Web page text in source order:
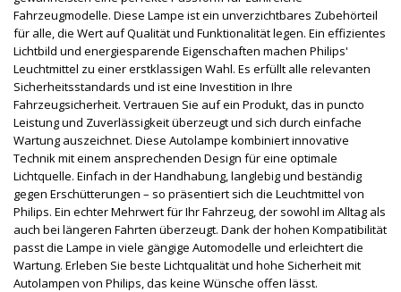
Fahrzeugmodelle. Diese Lampe ist ein unverzichtbares Zubehörteil
für alle, die Wert auf Qualität und Funktionalität legen. Ein effizientes
Lichtbild und energiesparende Eigenschaften machen Philips'
Leuchtmittel zu einer erstklassigen Wahl. Es erfüllt alle relevanten
Sicherheitsstandards und ist eine Investition in Ihre
Fahrzeugsicherheit. Vertrauen Sie auf ein Produkt, das in puncto
Leistung und Zuverlässigkeit überzeugt und sich durch einfache
Wartung auszeichnet. Diese Autolampe kombiniert innovative
Technik mit einem ansprechenden Design für eine optimale
Lichtquelle. Einfach in der Handhabung, langlebig und beständig
gegen Erschütterungen – so präsentiert sich die Leuchtmittel von
Philips. Ein echter Mehrwert für Ihr Fahrzeug, der sowohl im Alltag als
auch bei längeren Fahrten überzeugt. Dank der hohen Kompatibilität
passt die Lampe in viele gängige Automodelle und erleichtert die
Wartung. Erleben Sie beste Lichtqualität und hohe Sicherheit mit
Autolampen von Philips, das keine Wünsche offen lässt.